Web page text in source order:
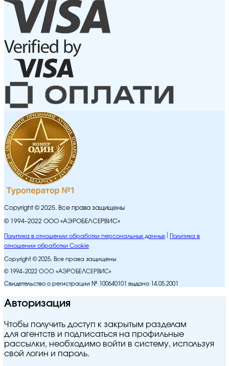
Copyright © 2025. Все права защищены
© 1994–2022 ООО «АЭРОБЕЛСЕРВИС»
Политика в отношении обработки персональных данных
Политика в
отношении обработки Cookie
Copyright © 2025. Все права защищены
© 1994–2022 ООО «АЭРОБЕЛСЕРВИС»
Свидетельство о регистрации № 100640101 выдано 14.05.2001
Авторизация
Чтобы получить доступ к закрытым разделам
для агентств и подписаться на профильные
рассылки, необходимо войти в систему, используя
свой логин и пароль.